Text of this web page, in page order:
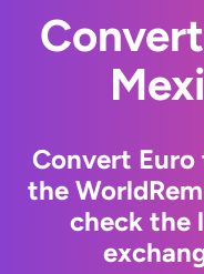
Convert
the
check the